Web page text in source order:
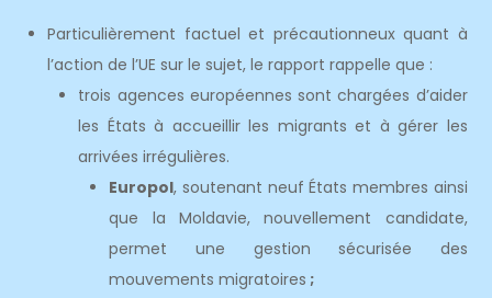
Particulièrement factuel et précautionneux quant à
l’action de l’UE sur le sujet, le rapport rappelle que :
trois agences européennes sont chargées d’aider
les États à accueillir les migrants et à gérer les
arrivées irrégulières.
Europol, soutenant neuf États membres ainsi
que la Moldavie, nouvellement candidate,
permet une gestion sécurisée des
mouvements migratoires ;